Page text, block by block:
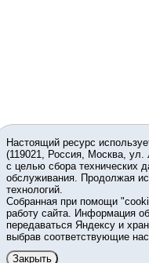
Настоящий ресурс
(119021, Россия, Москва,
с целью сбора технических
обслуживания. Продолжая
технологий.
Собранная при помощи
работу сайта. Информация
передаваться Яндексу и
выбрав соответствующие
Закрыть